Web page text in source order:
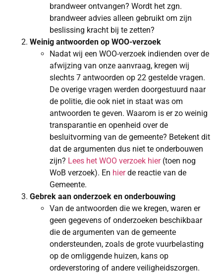
brandweer ontvangen? Wordt het zgn.
brandweer advies alleen gebruikt om zijn
beslissing kracht bij te zetten?
Weinig antwoorden op WOO-verzoek
Nadat wij een WOO-verzoek indienden over de
afwijzing van onze aanvraag, kregen wij
slechts 7 antwoorden op 22 gestelde vragen.
De overige vragen werden doorgestuurd naar
de politie, die ook niet in staat was om
antwoorden te geven. Waarom is er zo weinig
transparantie en openheid over de
besluitvorming van de gemeente? Betekent dit
dat de argumenten dus niet te onderbouwen
zijn? Lees het WOO verzoek hier(toen nog
WoB verzoek). En hierde reactie van de
Gemeente.
Gebrek aan onderzoek en onderbouwing
Van de antwoorden die we kregen, waren er
geen gegevens of onderzoeken beschikbaar
die de argumenten van de gemeente
ondersteunden, zoals de grote vuurbelasting
op de omliggende huizen, kans op
ordeverstoring of andere veiligheidszorgen.